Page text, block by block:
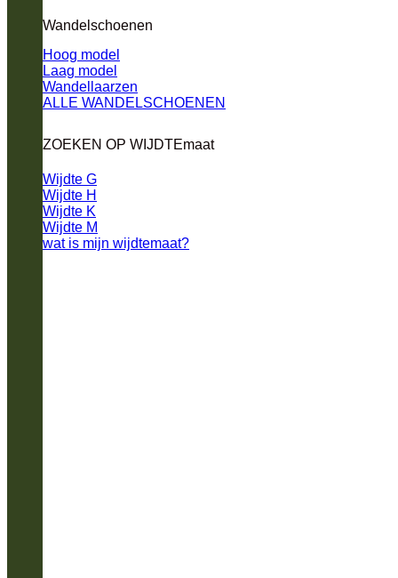
Wandelschoenen
Hoog model
Laag model
Wandellaarzen
ALLE WANDELSCHOENEN
ZOEKEN OP WIJDTEmaat
Wijdte G
Wijdte H
Wijdte K
Wijdte M
wat is mijn wijdtemaat?